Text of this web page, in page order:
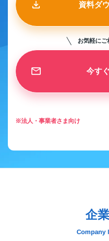
資料ダ
お気軽にご
今す
※法人・事業者さま向け
企
Company